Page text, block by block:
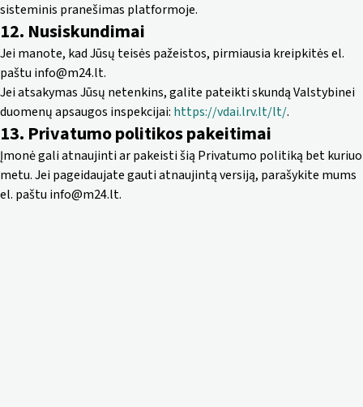
sisteminis pranešimas platformoje.
12. Nusiskundimai
Jei manote, kad Jūsų teisės pažeistos, pirmiausia kreipkitės el.
paštu info@m24.lt.
Jei atsakymas Jūsų netenkins, galite pateikti skundą Valstybinei
duomenų apsaugos inspekcijai: https://vdai.lrv.lt/lt/.
13. Privatumo politikos pakeitimai
Įmonė gali atnaujinti ar pakeisti šią Privatumo politiką bet kuriuo
metu. Jei pageidaujate gauti atnaujintą versiją, parašykite mums
el. paštu info@m24.lt.